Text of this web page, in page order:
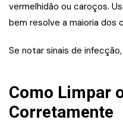
vermelhidão ou caroços.
bem resolve a maioria dos
Se notar sinais de
Como Limpar
Corretamente